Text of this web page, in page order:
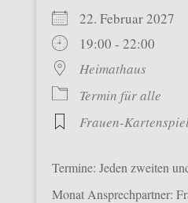
22. Februar 2027
19:00 - 22:00
Heimathaus
Termin für alle
Frauen-
Termine: Jeden zweiten
Monat Ansprechpartner: